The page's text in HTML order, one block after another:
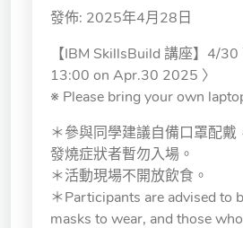
電機通訊學院
醫護學院
研究中心
通識教學部
獨立學術單位
發佈: 2025年4月28日
【IBM SkillsBuild 講座】4/
13:00 on Apr.30 2025 〉
※ Please bring your own
＊參與同學建議自備口罩配戴
發燒症狀者暫勿入場。
＊活動現場不開放飲食。
＊Participants are advised to
masks to wear, and those